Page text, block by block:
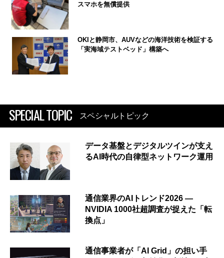
スマホを無償提供
OKIと静岡市、AUVなどの海洋技術を検証する
「実海域テストベッド」構築へ
SPECIAL TOPIC スペシャルトピック
データ基盤とデジタルツインが支え
るAI時代の自律型ネットワーク運用
通信業界のAIトレンド2026 ―
NVIDIA 1000社超調査が捉えた「転
換点」
通信事業者が「AI Grid」の担い手